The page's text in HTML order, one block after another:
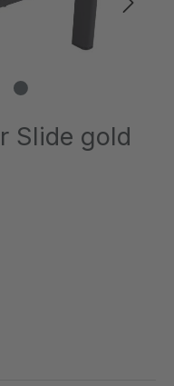
Slide gold